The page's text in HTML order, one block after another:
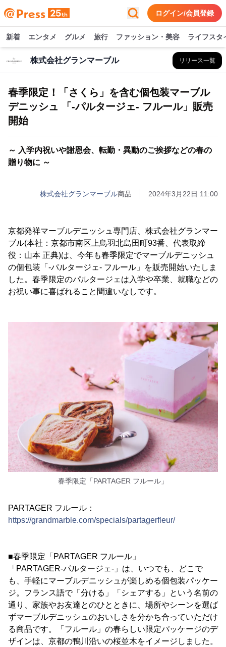
ログイン/会員登録
新着 エンタメ グルメ 旅行 ファッション・美容 ライフスタ
株式会社グランマーブル リリース一覧
春季限定！「さくら」を含む個包装マーブル
デニッシュ 「-パルタージェ- フルール」販売
開始
～ 入学内祝いや謝恩会、転勤・異動のご挨拶などの春の
贈り物に ～
株式会社グランマーブル商品 2024年3月22日 11:00
京都発祥マーブルデニッシュ専門店、株式会社グランマー
ブル(本社：京都市南区上鳥羽北島田町93番、代表取締
役：山本 正典)は、今年も春季限定でマーブルデニッシュ
の個包装「-パルタージェ- フルール」を販売開始いたしま
した。春季限定のパルタージェは入学や卒業、就職などの
お祝い事に喜ばれること間違いなしです。
春季限定「PARTAGER フルール」
PARTAGER フルール：
https://grandmarble.com/specials/partagerfleur/
■春季限定「PARTAGER フルール」
「PARTAGER-パルタージェ-」は、いつでも、どこで
も、手軽にマーブルデニッシュが楽しめる個包装パッケー
ジ。フランス語で「分ける」「シェアする」という名前の
通り、家族やお友達とのひとときに、場所やシーンを選ば
ずマーブルデニッシュのおいしさを分かち合っていただけ
る商品です。「フルール」の春らしい限定パッケージのデ
ザインは、京都の鴨川沿いの桜並木をイメージしました。